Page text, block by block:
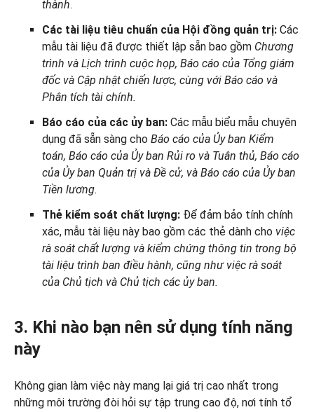
thành.
Các tài liệu tiêu chuẩn của Hội đồng quản trị: Các
mẫu tài liệu đã được thiết lập sẵn bao gồm Chương
trình và Lịch trình cuộc họp, Báo cáo của Tổng giám
đốc và Cập nhật chiến lược, cùng với Báo cáo và
Phân tích tài chính.
Báo cáo của các ủy ban: Các mẫu biểu mẫu chuyên
dụng đã sẵn sàng cho Báo cáo của Ủy ban Kiểm
toán, Báo cáo của Ủy ban Rủi ro và Tuân thủ, Báo cáo
của Ủy ban Quản trị và Đề cử, và Báo cáo của Ủy ban
Tiền lương.
Thẻ kiểm soát chất lượng: Để đảm bảo tính chính
xác, mẫu tài liệu này bao gồm các thẻ dành cho việc
rà soát chất lượng và kiểm chứng thông tin trong bộ
tài liệu trình ban điều hành, cũng như việc rà soát
của Chủ tịch và Chủ tịch các ủy ban.
3. Khi nào bạn nên sử dụng tính năng
này
Không gian làm việc này mang lại giá trị cao nhất trong
những môi trường đòi hỏi sự tập trung cao độ, nơi tính tổ